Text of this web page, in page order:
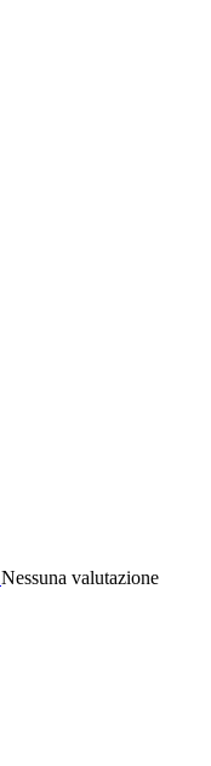
Nessuna valutazione